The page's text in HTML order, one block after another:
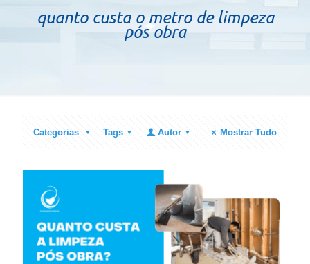
quanto custa o metro de limpeza
pós obra
Categorias Tags Autor Mostrar Tudo